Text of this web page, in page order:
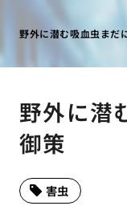
野外に潜む吸血虫まだ
野外に潜
御策
害虫